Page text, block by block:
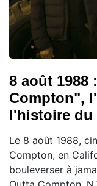
8 août 1988
Compton",
l'histoire du
Le 8 août 1988,
Compton, en
bouleverser à